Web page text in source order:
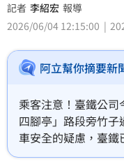
記者 李紹宏 報導
2026/06/04 12:15:00
阿立幫你摘要新
乘客注意！臺鐵公
四腳亭」路段旁竹
車安全的疑慮，臺
斷電，進行緊急砍